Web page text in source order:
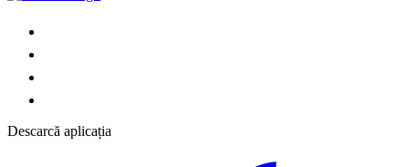
Descarcă aplicația